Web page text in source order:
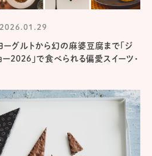
2026.01.29
ーグルトから幻の麻婆豆腐まで「ジ
2026」で食べられる偏愛スイーツ・